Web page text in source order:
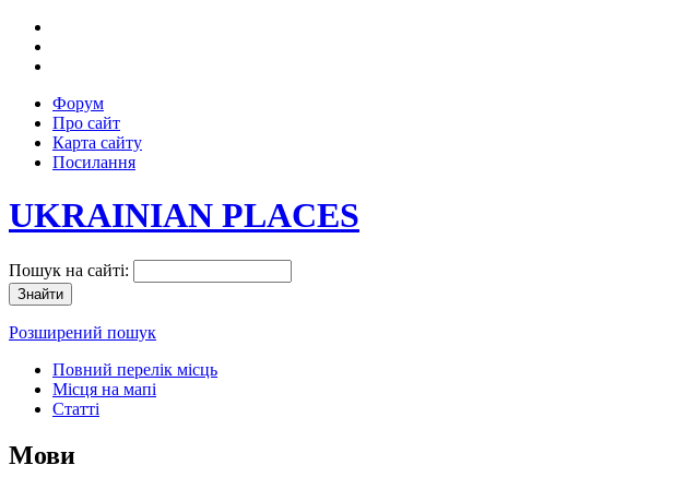
Форум
Про сайт
Карта сайту
Посилання
UKRAINIAN PLACES
Пошук на сайті:
Розширений пошук
Повний перелік місць
Місця на мапі
Статті
Мови